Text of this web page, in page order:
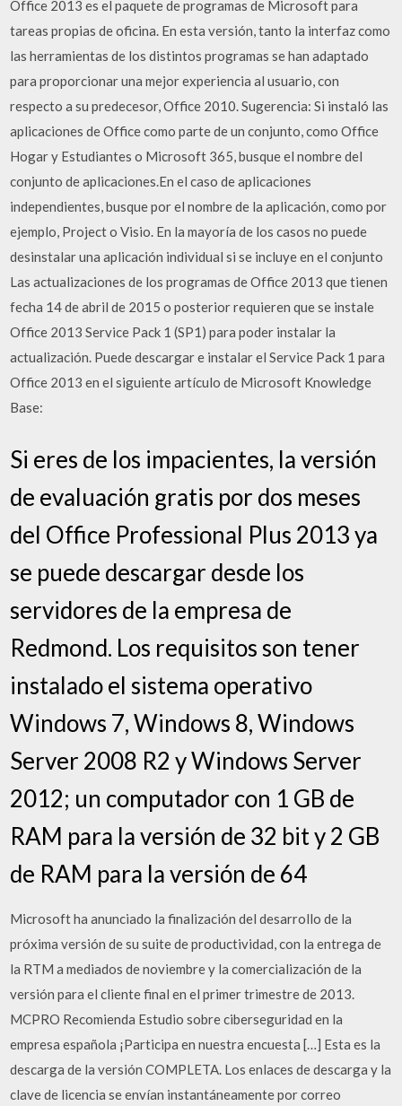
Office 2013 es el paquete de programas de Microsoft para
tareas propias de oficina. En esta versión, tanto la interfaz como
las herramientas de los distintos programas se han adaptado
para proporcionar una mejor experiencia al usuario, con
respecto a su predecesor, Office 2010. Sugerencia: Si instaló las
aplicaciones de Office como parte de un conjunto, como Office
Hogar y Estudiantes o Microsoft 365, busque el nombre del
conjunto de aplicaciones.En el caso de aplicaciones
independientes, busque por el nombre de la aplicación, como por
ejemplo, Project o Visio. En la mayoría de los casos no puede
desinstalar una aplicación individual si se incluye en el conjunto
Las actualizaciones de los programas de Office 2013 que tienen
fecha 14 de abril de 2015 o posterior requieren que se instale
Office 2013 Service Pack 1 (SP1) para poder instalar la
actualización. Puede descargar e instalar el Service Pack 1 para
Office 2013 en el siguiente artículo de Microsoft Knowledge
Base:
Si eres de los impacientes, la versión
de evaluación gratis por dos meses
del Office Professional Plus 2013 ya
se puede descargar desde los
servidores de la empresa de
Redmond. Los requisitos son tener
instalado el sistema operativo
Windows 7, Windows 8, Windows
Server 2008 R2 y Windows Server
2012; un computador con 1 GB de
RAM para la versión de 32 bit y 2 GB
de RAM para la versión de 64
Microsoft ha anunciado la finalización del desarrollo de la
próxima versión de su suite de productividad, con la entrega de
la RTM a mediados de noviembre y la comercialización de la
versión para el cliente final en el primer trimestre de 2013.
MCPRO Recomienda Estudio sobre ciberseguridad en la
empresa española ¡Participa en nuestra encuesta […] Esta es la
descarga de la versión COMPLETA. Los enlaces de descarga y la
clave de licencia se envían instantáneamente por correo